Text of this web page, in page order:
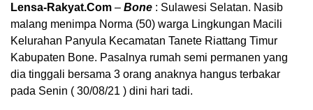
Lensa-Rakyat.Com – Bone : Sulawesi Selatan. Nasib
malang menimpa Norma (50) warga Lingkungan Macili
Kelurahan Panyula Kecamatan Tanete Riattang Timur
Kabupaten Bone. Pasalnya rumah semi permanen yang
dia tinggali bersama 3 orang anaknya hangus terbakar
pada Senin ( 30/08/21 ) dini hari tadi.